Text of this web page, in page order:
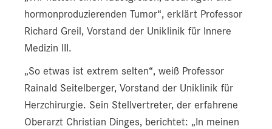
hormonproduzierenden Tumor“, erklärt Professor
Richard Greil, Vorstand der Uniklinik für Innere
Medizin III.
„So etwas ist extrem selten“, weiß Professor
Rainald Seitelberger, Vorstand der Uniklinik für
Herzchirurgie. Sein Stellvertreter, der erfahrene
Oberarzt Christian Dinges, berichtet: „In meinen